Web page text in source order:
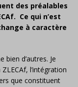
des préalables
Ce qui n’est
à caractère
bien d’autres. Je
l’intégration
que constituent